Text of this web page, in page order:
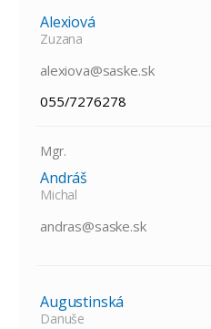
Alexiová
Zuzana
alexiova@saske.sk
055/7276278
Mgr.
Andráš
Michal
andras@saske.sk
Augustinská
Danuše